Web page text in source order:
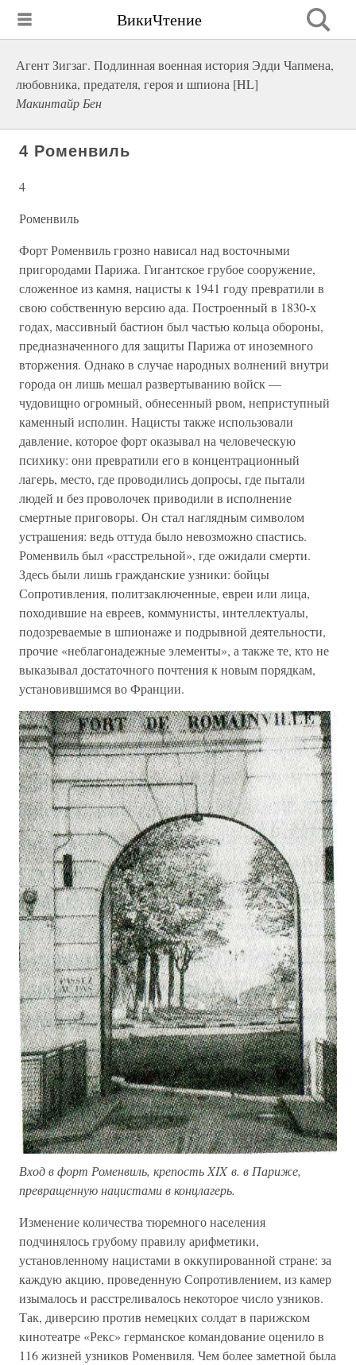
ВикиЧтение
Агент Зигзаг. Подлинная военная история Эдди Чапмена,
любовника, предателя, героя и шпиона [HL]
Макинтайр Бен
4 Роменвиль
4
Роменвиль
Форт Роменвиль грозно нависал над восточными
пригородами Парижа. Гигантское грубое сооружение,
сложенное из камня, нацисты к 1941 году превратили в
свою собственную версию ада. Построенный в 1830-х
годах, массивный бастион был частью кольца обороны,
предназначенного для защиты Парижа от иноземного
вторжения. Однако в случае народных волнений внутри
города он лишь мешал развертыванию войск —
чудовищно огромный, обнесенный рвом, неприступный
каменный исполин. Нацисты также использовали
давление, которое форт оказывал на человеческую
психику: они превратили его в концентрационный
лагерь, место, где проводились допросы, где пытали
людей и без проволочек приводили в исполнение
смертные приговоры. Он стал наглядным символом
устрашения: ведь оттуда было невозможно спастись.
Роменвиль был «расстрельной», где ожидали смерти.
Здесь были лишь гражданские узники: бойцы
Сопротивления, политзаключенные, евреи или лица,
походившие на евреев, коммунисты, интеллектуалы,
подозреваемые в шпионаже и подрывной деятельности,
прочие «неблагонадежные элементы», а также те, кто не
выказывал достаточного почтения к новым порядкам,
установившимся во Франции.
Вход в форт Роменвиль, крепость XIX в. в Париже,
превращенную нацистами в концлагерь.
Изменение количества тюремного населения
подчинялось грубому правилу арифметики,
установленному нацистами в оккупированной стране: за
каждую акцию, проведенную Сопротивлением, из камер
изымалось и расстреливалось некоторое число узников.
Так, диверсию против немецких солдат в парижском
кинотеатре «Рекс» германское командование оценило в
116 жизней узников Роменвиля. Чем более заметной была